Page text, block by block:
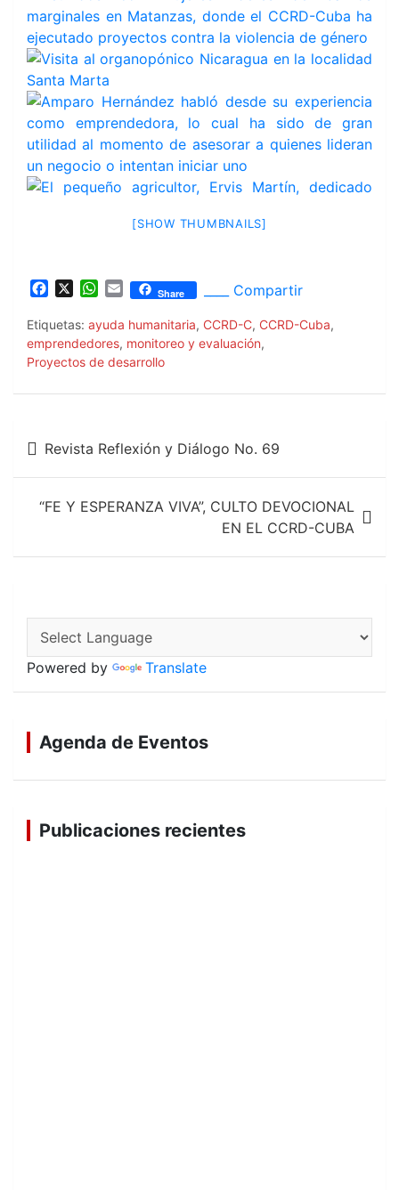
[SHOW THUMBNAILS]
c
e
b
o
W
a
t
s
p
E
a
l
Share ____ Compartir
Etiquetas: ayuda humanitaria, CCRD-C, CCRD-Cuba,
emprendedores, monitoreo y evaluación,
Proyectos de desarrollo
Navegación
de
entradas
Revista Reflexión y Diálogo No. 69
“FE Y ESPERANZA VIVA”, CULTO DEVOCIONAL
EN EL CCRD-CUBA
Powered by Translate
Agenda de Eventos
Publicaciones recientes